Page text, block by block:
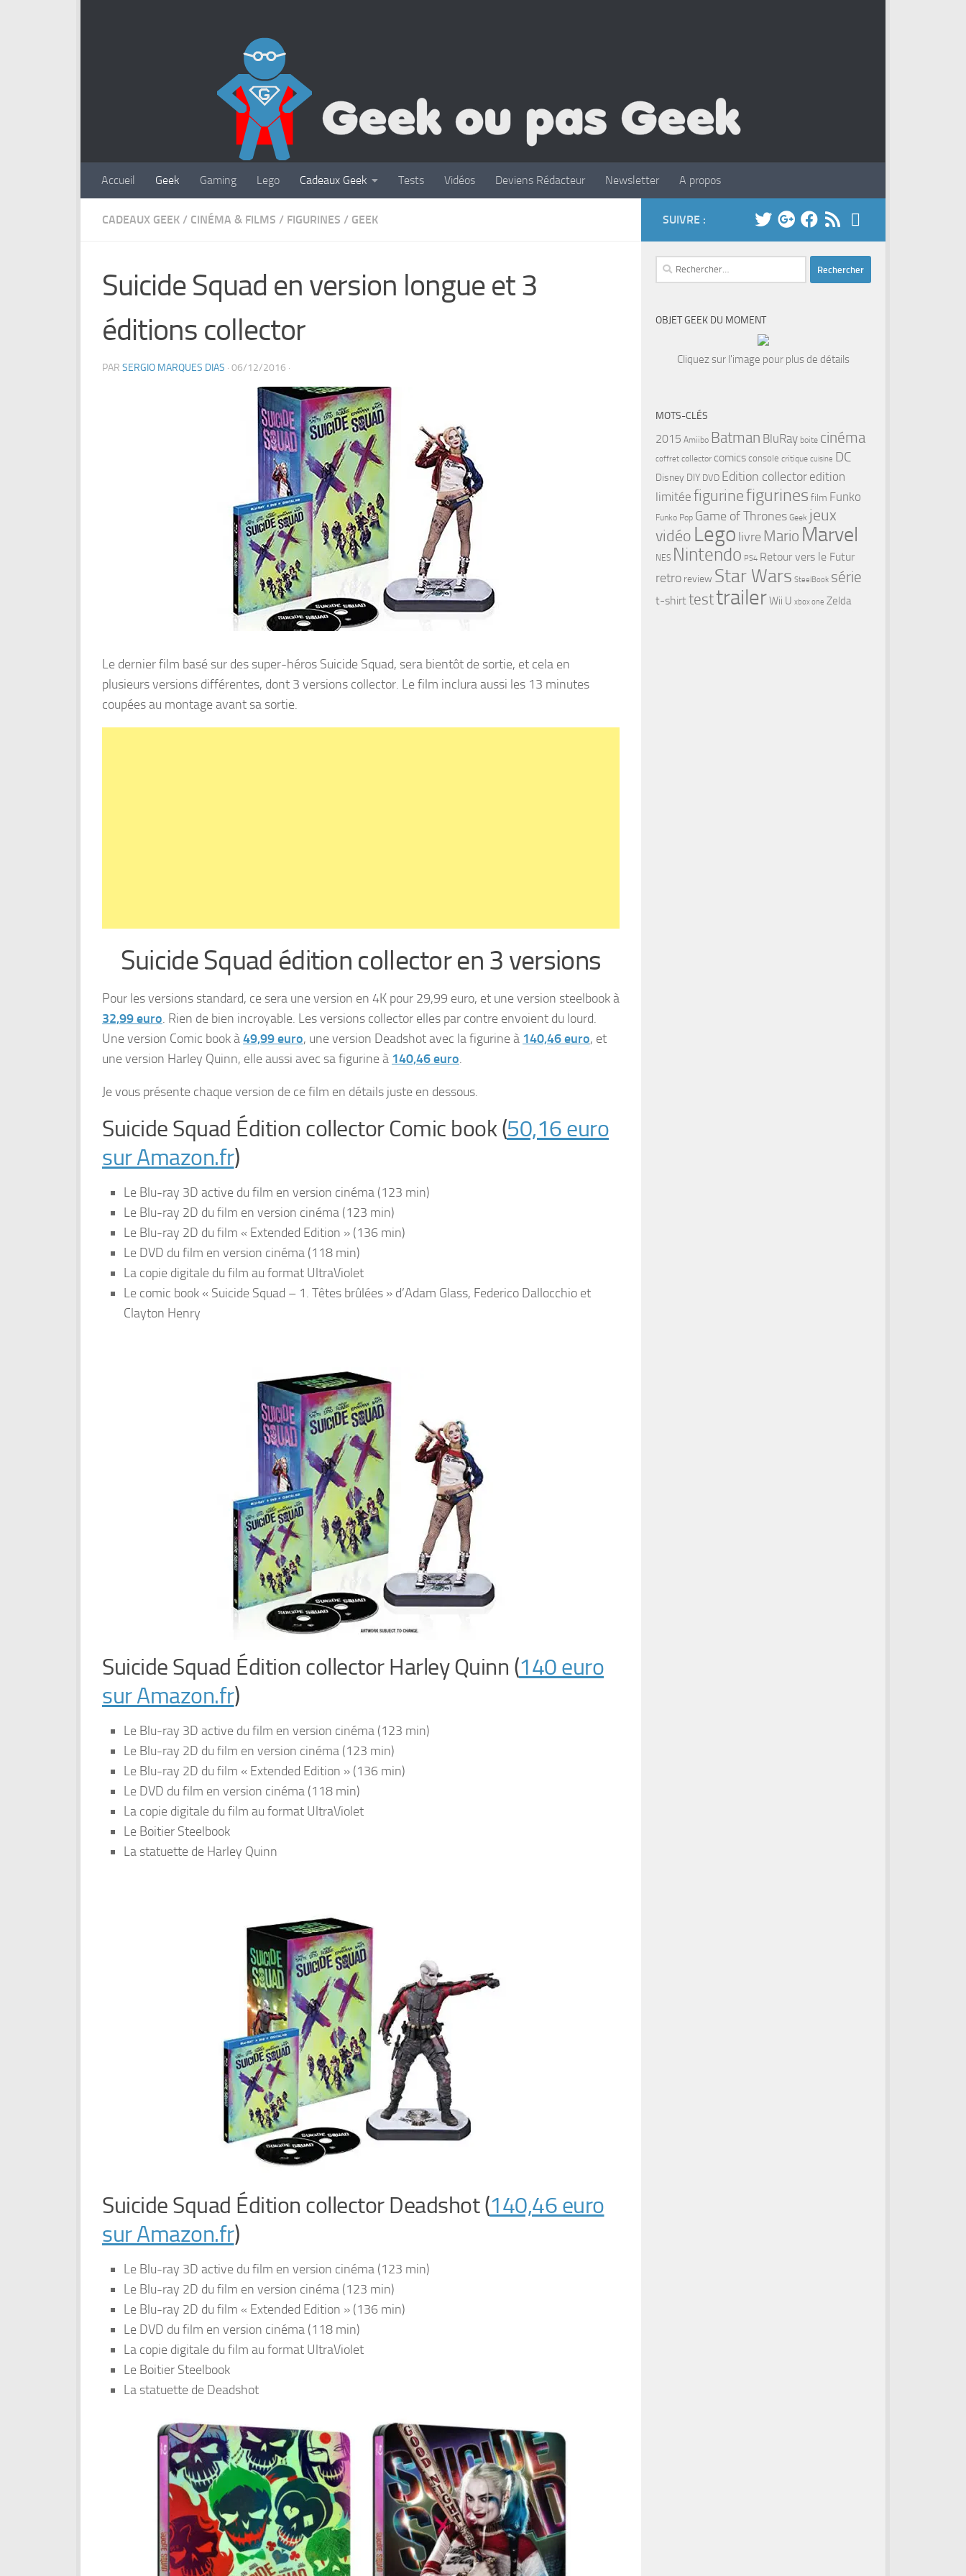
Accueil Geek Gaming Lego Cadeaux Geek Tests Vidéos Deviens Rédacteur Newsletter A propos
CADEAUX GEEK / CINÉMA & FILMS / FIGURINES / GEEK
Suicide Squad en version longue et 3
éditions collector
PAR SERGIO MARQUES DIAS · 06/12/2016 ·
Le dernier film basé sur des super-héros Suicide Squad, sera bientôt de sortie, et cela en
plusieurs versions différentes, dont 3 versions collector. Le film inclura aussi les 13 minutes
coupées au montage avant sa sortie.
Suicide Squad édition collector en 3 versions
Pour les versions standard, ce sera une version en 4K pour 29,99 euro, et une version steelbook à
32,99 euro. Rien de bien incroyable. Les versions collector elles par contre envoient du lourd.
Une version Comic book à49,99 euro, une version Deadshot avec la figurine à 140,46 euro, et
une version Harley Quinn, elle aussi avec sa figurine à 140,46 euro.
Je vous présente chaque version de ce film en détails juste en dessous.
Suicide Squad Édition collector Comic book (50,16 euro
sur Amazon.fr)
Le Blu-ray 3D active du film en version cinéma (123 min)
Le Blu-ray 2D du film en version cinéma (123 min)
Le Blu-ray 2D du film « Extended Edition » (136 min)
Le DVD du film en version cinéma (118 min)
La copie digitale du film au format UltraViolet
Le comic book « Suicide Squad – 1. Têtes brûlées » d’Adam Glass, Federico Dallocchio et
Clayton Henry
Suicide Squad Édition collector Harley Quinn (140 euro
sur Amazon.fr)
Le Blu-ray 3D active du film en version cinéma (123 min)
Le Blu-ray 2D du film en version cinéma (123 min)
Le Blu-ray 2D du film « Extended Edition » (136 min)
Le DVD du film en version cinéma (118 min)
La copie digitale du film au format UltraViolet
Le Boitier Steelbook
La statuette de Harley Quinn
Suicide Squad Édition collector Deadshot (140,46 euro
sur Amazon.fr)
Le Blu-ray 3D active du film en version cinéma (123 min)
Le Blu-ray 2D du film en version cinéma (123 min)
Le Blu-ray 2D du film « Extended Edition » (136 min)
Le DVD du film en version cinéma (118 min)
La copie digitale du film au format UltraViolet
Le Boitier Steelbook
La statuette de Deadshot
SUIVRE :
Rechercher :
OBJET GEEK DU MOMENT
Cliquez sur l'image pour plus de détails
MOTS-CLÉS
2015 Amiibo Batman BluRay boite cinéma
coffret collector comics console critique cuisine DC
Disney DIY DVD Edition collector edition
limitée figurinefigurines film Funko
Funko Pop Game of Thrones Geek jeux
vidéo Lego livre Mario Marvel
NES Nintendo PS4 Retour vers le Futur
retro review Star Wars SteelBook série
t-shirttesttrailerWii U xbox one Zelda